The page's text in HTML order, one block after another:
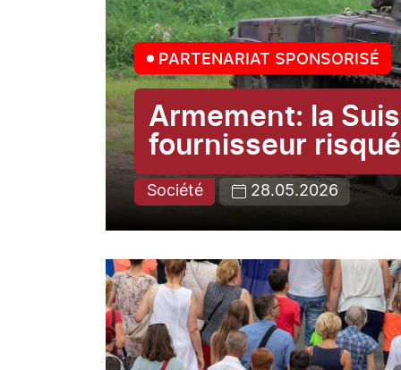
PARTENARIAT SPONSORISÉ
Armement: la
fournisseur
Société 28.05.2026